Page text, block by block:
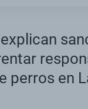
perros en